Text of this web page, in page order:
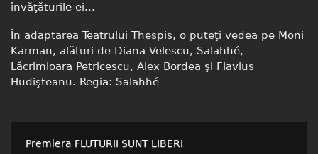
învăţăturile ei...
În adaptarea Teatrului Thespis, o puteţi vedea pe Moni
Karman, alături de Diana Velescu, Salahhé,
Lăcrimioara Petricescu, Alex Bordea şi Flavius
Hudişteanu. Regia: Salahhé
Premiera FLUTURII SUNT LIBERI